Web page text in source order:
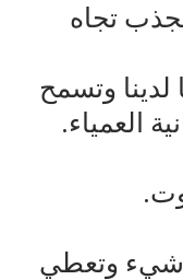
تجاه
وتسمح
العمياء.
شيء وتعطي